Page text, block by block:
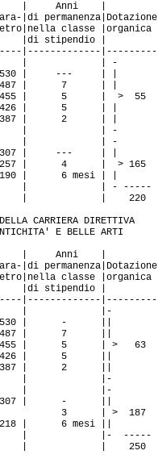
|
|organica
|
|-------------|---------
-
| 530 | --- | |
7 | |
| > 55
5 | |
2 | |
-
-
307 | --- | |
| 4 | > 165
| |
-----
CARRIERA DIRETTIVA
E BELLE ARTI
|
|organica
|
|-------------|---------
|-
| 530 | - ||
7 ||
| > 63
5 ||
2 ||
|-
|-
| - ||
| > 187
||